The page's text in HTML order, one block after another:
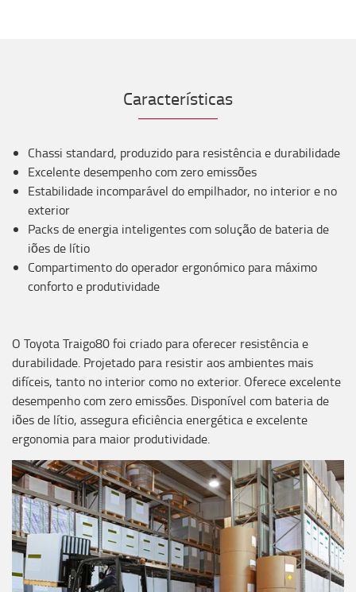
Características
Chassi standard, produzido para resistência e durabilidade
Excelente desempenho com zero emissões
Estabilidade incomparável do empilhador, no interior e no
exterior
Packs de energia inteligentes com solução de bateria de
iões de lítio
Compartimento do operador ergonómico para máximo
conforto e produtividade
O Toyota Traigo80 foi criado para oferecer resistência e
durabilidade. Projetado para resistir aos ambientes mais
difíceis, tanto no interior como no exterior. Oferece excelente
desempenho com zero emissões. Disponível com bateria de
iões de lítio, assegura eficiência energética e excelente
ergonomia para maior produtividade.